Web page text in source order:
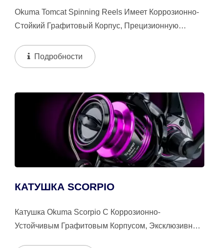
Okuma Tomcat Spinning Reels Имеет Коррозионно-
Стойкий Графитовый Корпус, Прецизионную
Подробности
КАТУШКА SCORPIO
Катушка Okuma Scorpio С Коррозионно-
Устойчивым Графитовым Корпусом, Эксклюзивной